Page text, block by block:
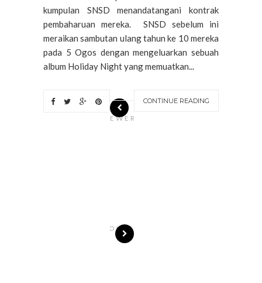
kumpulan SNSD menandatangani kontrak
pembaharuan mereka. SNSD sebelum ini
meraikan sambutan ulang tahun ke 10 mereka
pada 5 Ogos dengan mengeluarkan sebuah
album Holiday Night yang memuatkan...
CONTINUE READING
EWER
OLDE